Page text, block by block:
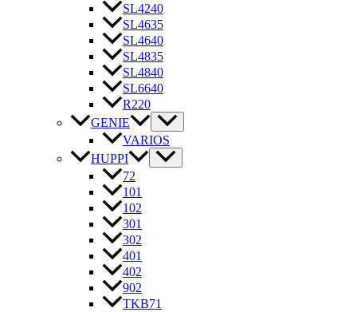
SL4240
SL4635
SL4640
SL4835
SL4840
SL6640
R220
GENIE
VARIOS
HUPPI
72
101
102
301
302
401
402
902
TKB71